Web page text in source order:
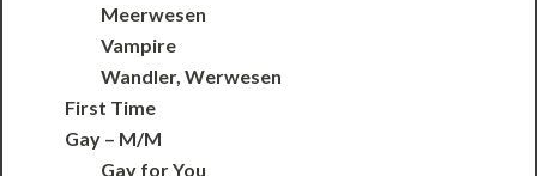
Meerwesen
Vampire
Wandler, Werwesen
First Time
Gay – M/M
Gay for You